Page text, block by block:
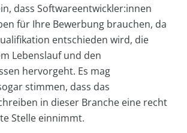
dass Softwareentwickler:innen
für Ihre Bewerbung brauchen, da
entschieden wird, die
Lebenslauf und den
hervorgeht. Es mag
stimmen, dass das
in dieser Branche eine recht
Stelle einnimmt.